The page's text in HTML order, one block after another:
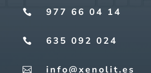
 977 66 04 14
 635 092 024
 info@xenolit.es